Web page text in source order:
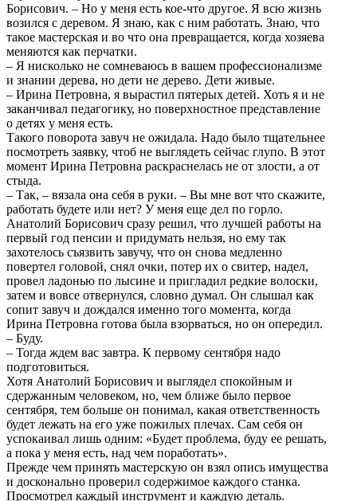
Борисович. – Но у меня есть кое-что другое. Я всю жизнь
возился с деревом. Я знаю, как с ним работать. Знаю, что
такое мастерская и во что она превращается, когда хозяева
меняются как перчатки.
– Я нисколько не сомневаюсь в вашем профессионализме
и знании дерева, но дети не дерево. Дети живые.
– Ирина Петровна, я вырастил пятерых детей. Хоть я и не
заканчивал педагогику, но поверхностное представление
о детях у меня есть.
Такого поворота завуч не ожидала. Надо было тщательнее
посмотреть заявку, чтоб не выглядеть сейчас глупо. В этот
момент Ирина Петровна раскраснелась не от злости, а от
стыда.
– Так, – вязала она себя в руки. – Вы мне вот что скажите,
работать будете или нет? У меня еще дел по горло.
Анатолий Борисович сразу решил, что лучшей работы на
первый год пенсии и придумать нельзя, но ему так
захотелось съязвить завучу, что он снова медленно
повертел головой, снял очки, потер их о свитер, надел,
провел ладонью по лысине и пригладил редкие волоски,
затем и вовсе отвернулся, словно думал. Он слышал как
сопит завуч и дождался именно того момента, когда
Ирина Петровна готова была взорваться, но он опередил.
– Буду.
– Тогда ждем вас завтра. К первому сентября надо
подготовиться.
Хотя Анатолий Борисович и выглядел спокойным и
сдержанным человеком, но, чем ближе было первое
сентября, тем больше он понимал, какая ответственность
будет лежать на его уже пожилых плечах. Сам себя он
успокаивал лишь одним: «Будет проблема, буду ее решать,
а пока у меня есть, над чем поработать».
Прежде чем принять мастерскую он взял опись имущества
и досконально проверил содержимое каждого станка.
Просмотрел каждый инструмент и каждую деталь.